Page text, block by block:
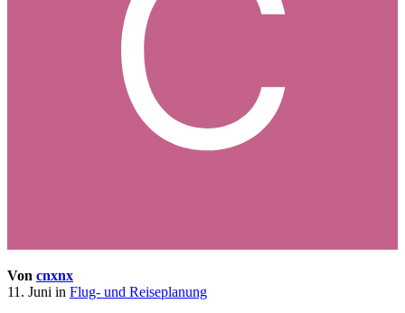
Von cnxnx
11. Juni in Flug- und Reiseplanung